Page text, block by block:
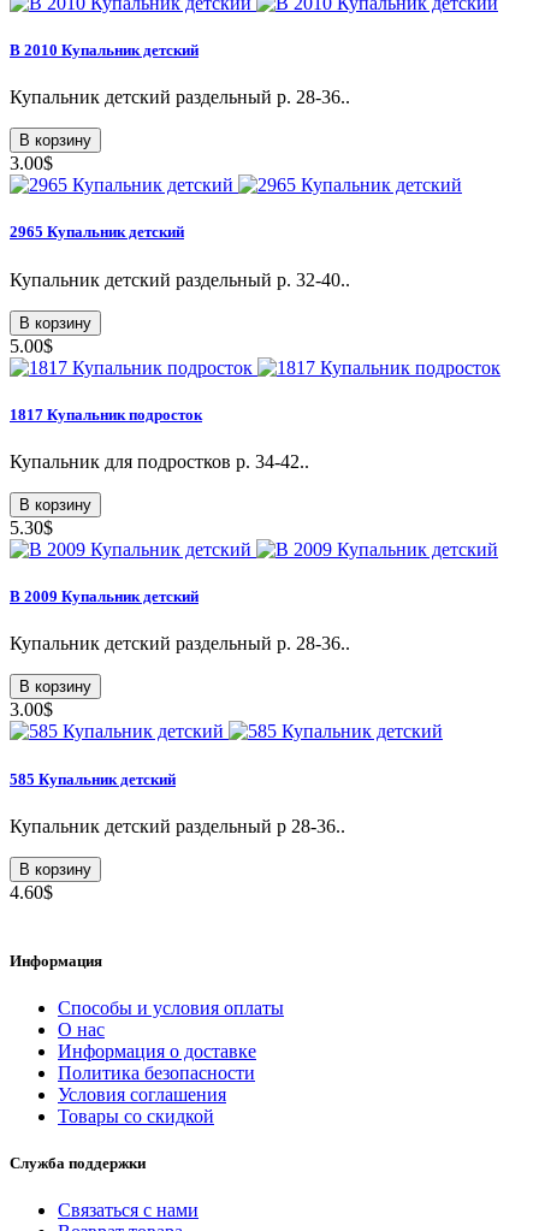
В 2010 Купальник детский
Купальник детский раздельный р. 28-36..
В корзину
3.00$
2965 Купальник детский
Купальник детский раздельный р. 32-40..
В корзину
5.00$
1817 Купальник подросток
Купальник для подростков р. 34-42..
В корзину
5.30$
В 2009 Купальник детский
Купальник детский раздельный р. 28-36..
В корзину
3.00$
585 Купальник детский
Купальник детский раздельный р 28-36..
В корзину
4.60$
Информация
Способы и условия оплаты
О нас
Информация о доставке
Политика безопасности
Условия соглашения
Товары со скидкой
Служба поддержки
Связаться с нами